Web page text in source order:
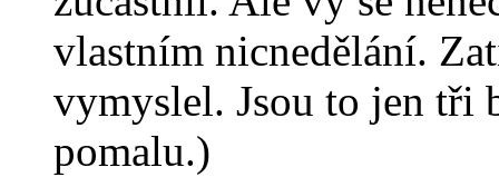
vlastním nicnedělání.
vymyslel. Jsou to jen tři
pomalu.)